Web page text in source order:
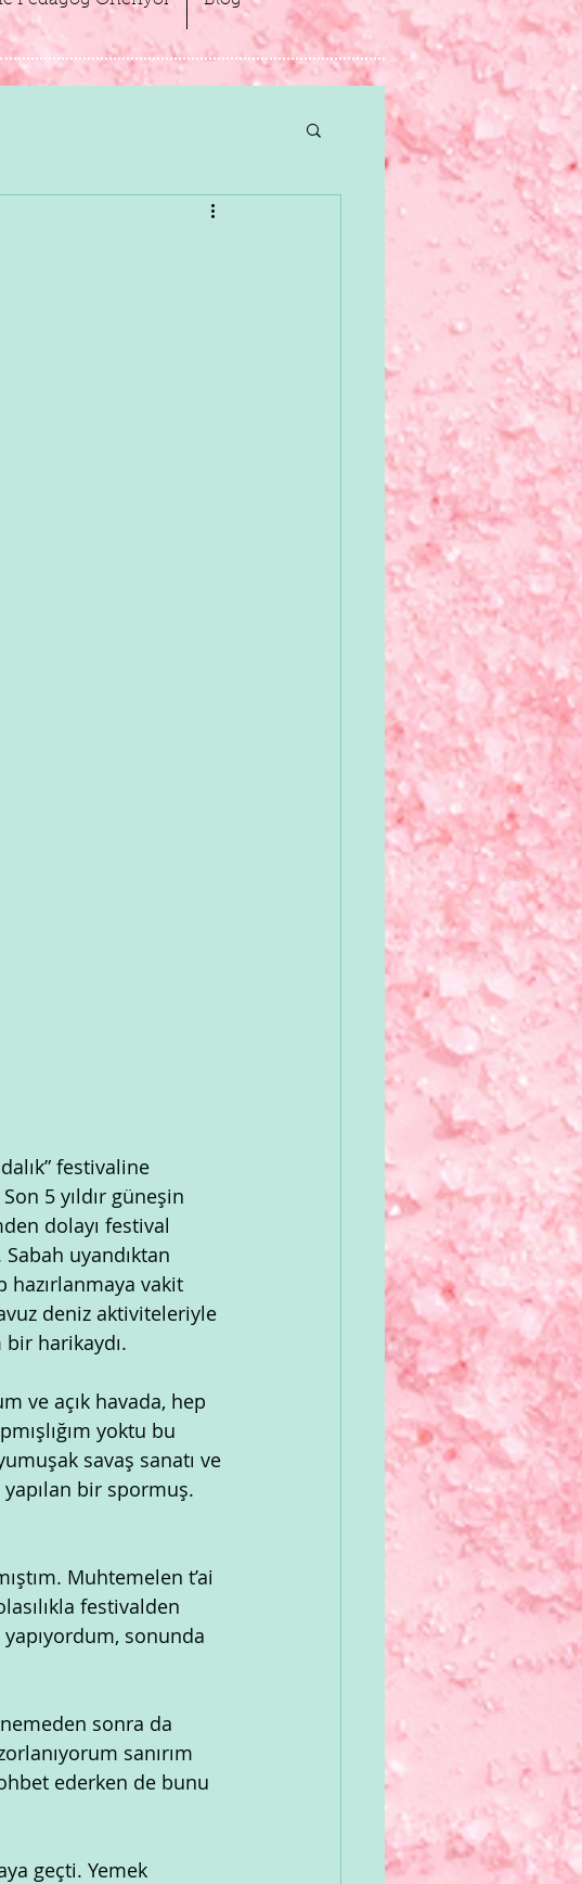
festivaline
5 yıldır güneşin
dolayı festival
uyandıktan
hazırlanmaya vakit
deniz aktiviteleriyle
harikaydı.
ve açık havada, hep
yoktu bu
savaş sanatı ve
bir spormuş.
Muhtemelen t’ai
festivalden
sonunda
sonra da
sanırım
ederken de bunu
geçti. Yemek